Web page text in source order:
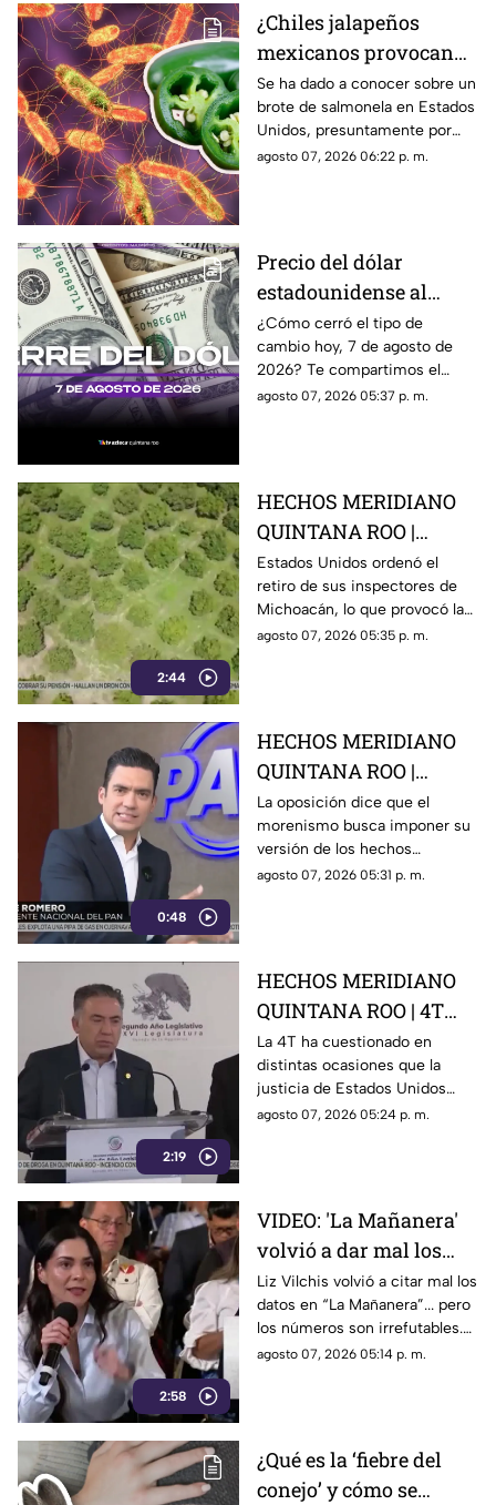
¿Chiles jalapeños
mexicanos provocan
brote de salmonela en
Estados Unidos? Esto
debes saber
Se ha dado a conocer sobre un
brote de salmonela en Estados
Unidos, presuntamente por
chiles jalapeños mexicanos,
agosto 07, 2026 06:22 p. m.
Precio del dólar
estadounidense al
CIERRE de HOY, viernes
7 de agosto de 2026, en
Cancún
¿Cómo cerró el tipo de
cambio hoy, 7 de agosto de
2026? Te compartimos el
precio del dólar al cierre de
agosto 07, 2026 05:37 p. m.
2:44
HECHOS MERIDIANO
QUINTANA ROO |
E.E.U.U retira a sus
inspectores en
Michoacán y provocá
la suspensión de
Estados Unidos ordenó el
retiro de sus inspectores de
Michoacán, lo que provocó la
suspensión de las
agosto 07, 2026 05:35 p. m.
0:48
HECHOS MERIDIANO
QUINTANA ROO |
Oposición señala que el
morenismo quiere
imponer su versión de
los hechos usando la
La oposición dice que el
morenismo busca imponer su
versión de los hechos
mediante la censura, callar los
agosto 07, 2026 05:31 p. m.
2:19
HECHOS MERIDIANO
QUINTANA ROO | 4T
sigue cuestionando los
señalamientos de
E.E.U.U contra
narc0polít1c0s como
La 4T ha cuestionado en
distintas ocasiones que la
justicia de Estados Unidos
proceda contra presuntos
Rocha Moya, Enrique Inzunza y
otros funcionarios morenistas.
agosto 07, 2026 05:24 p. m.
2:58
VIDEO: 'La Mañanera'
volvió a dar mal los
datos: TV Azteca es el
medio tradicional con
mayor alcance y
credibilidad de México
Liz Vilchis volvió a citar mal los
datos en “La Mañanera”... pero
los números son irrefutables.
El estudio internacional de
evidencia, nadie puede.
agosto 07, 2026 05:14 p. m.
¿Qué es la ‘fiebre del
conejo’ y cómo se